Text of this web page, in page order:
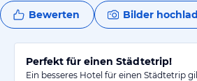
Bewerten Bilder
Perfekt für einen Städtetrip!
Ein besseres Hotel für einen Städtetrip